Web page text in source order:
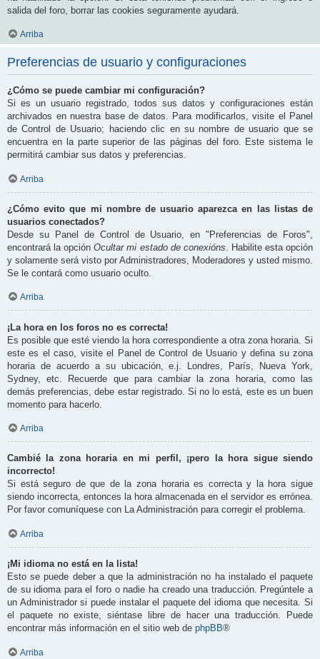
salida del foro, borrar las cookies seguramente ayudará.
Arriba
Preferencias de usuario y configuraciones
¿Cómo se puede cambiar mi configuración?
Si es un usuario registrado, todos sus datos y configuraciones están
archivados en nuestra base de datos. Para modificarlos, visite el Panel
de Control de Usuario; haciendo clic en su nombre de usuario que se
encuentra en la parte superior de las páginas del foro. Este sistema le
permitirá cambiar sus datos y preferencias.
Arriba
¿Cómo evito que mi nombre de usuario aparezca en las listas de
usuarios conectados?
Desde su Panel de Control de Usuario, en "Preferencias de Foros",
encontrará la opciónOcultar mi estado de conexións . Habilite esta opción
y solamente será visto por Administradores, Moderadores y usted mismo.
Se le contará como usuario oculto.
Arriba
¡La hora en los foros no es correcta!
Es posible que esté viendo la hora correspondiente a otra zona horaria. Si
este es el caso, visite el Panel de Control de Usuario y defina su zona
horaria de acuerdo a su ubicación, e.j. Londres, París, Nueva York,
Sydney, etc. Recuerde que para cambiar la zona horaria, como las
demás preferencias, debe estar registrado. Si no lo está, este es un buen
momento para hacerlo.
Arriba
Cambié la zona horaria en mi perfil, ¡pero la hora sigue siendo
incorrecto!
Si está seguro de que de la zona horaria es correcta y la hora sigue
siendo incorrecta, entonces la hora almacenada en el servidor es errónea.
Por favor comuníquese con La Administración para corregir el problema.
Arriba
¡Mi idioma no está en la lista!
Esto se puede deber a que la administración no ha instalado el paquete
de su idioma para el foro o nadie ha creado una traducción. Pregúntele a
un Administrador si puede instalar el paquete del idioma que necesita. Si
el paquete no existe, siéntase libre de hacer una traducción. Puede
encontrar más información en el sitio web de phpBB®
Arriba